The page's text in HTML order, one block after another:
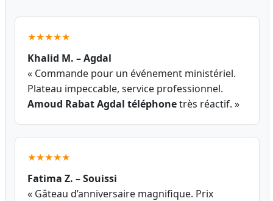
★★★★★
Khalid M. – Agdal
« Commande pour un événement ministériel.
Plateau impeccable, service professionnel.
Amoud Rabat Agdal téléphonetrès réactif. »
★★★★★
Fatima Z. – Souissi
« Gâteau d’anniversaire magnifique. Prix